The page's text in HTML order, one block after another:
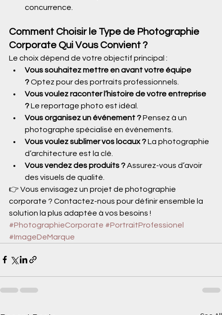
concurrence.
Comment Choisir le Type de Photographie
Corporate Qui Vous Convient ?
Le choix dépend de votre objectif principal :
Vous souhaitez mettre en avant votre équipe
? Optez pour des portraits professionnels.
Vous voulez raconter l’histoire de votre entreprise
? Le reportage photo est idéal.
Vous organisez un événement ? Pensez à un
photographe spécialisé en événements.
Vous voulez sublimer vos locaux ? La photographie
d’architecture est la clé.
Vous vendez des produits ? Assurez-vous d’avoir
des visuels de qualité.
👉 Vous envisagez un projet de photographie
corporate ? Contactez-nous pour définir ensemble la
solution la plus adaptée à vos besoins !
#PhotographieCorporate #PortraitProfessionel
#ImageDeMarque